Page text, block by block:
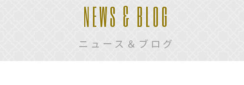
NEWS & BLOG
ニュース＆ブログ